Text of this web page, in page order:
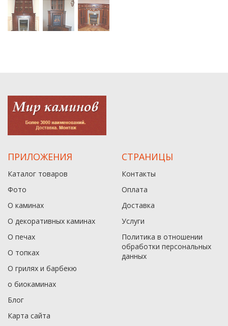
ПРИЛОЖЕНИЯ
Каталог товаров
Фото
О каминах
О декоративных каминах
О печах
О топках
О грилях и барбекю
о биокаминах
Блог
Карта сайта
СТРАНИЦЫ
Контакты
Оплата
Доставка
Услуги
Политика в отношении
обработки персональных
данныx